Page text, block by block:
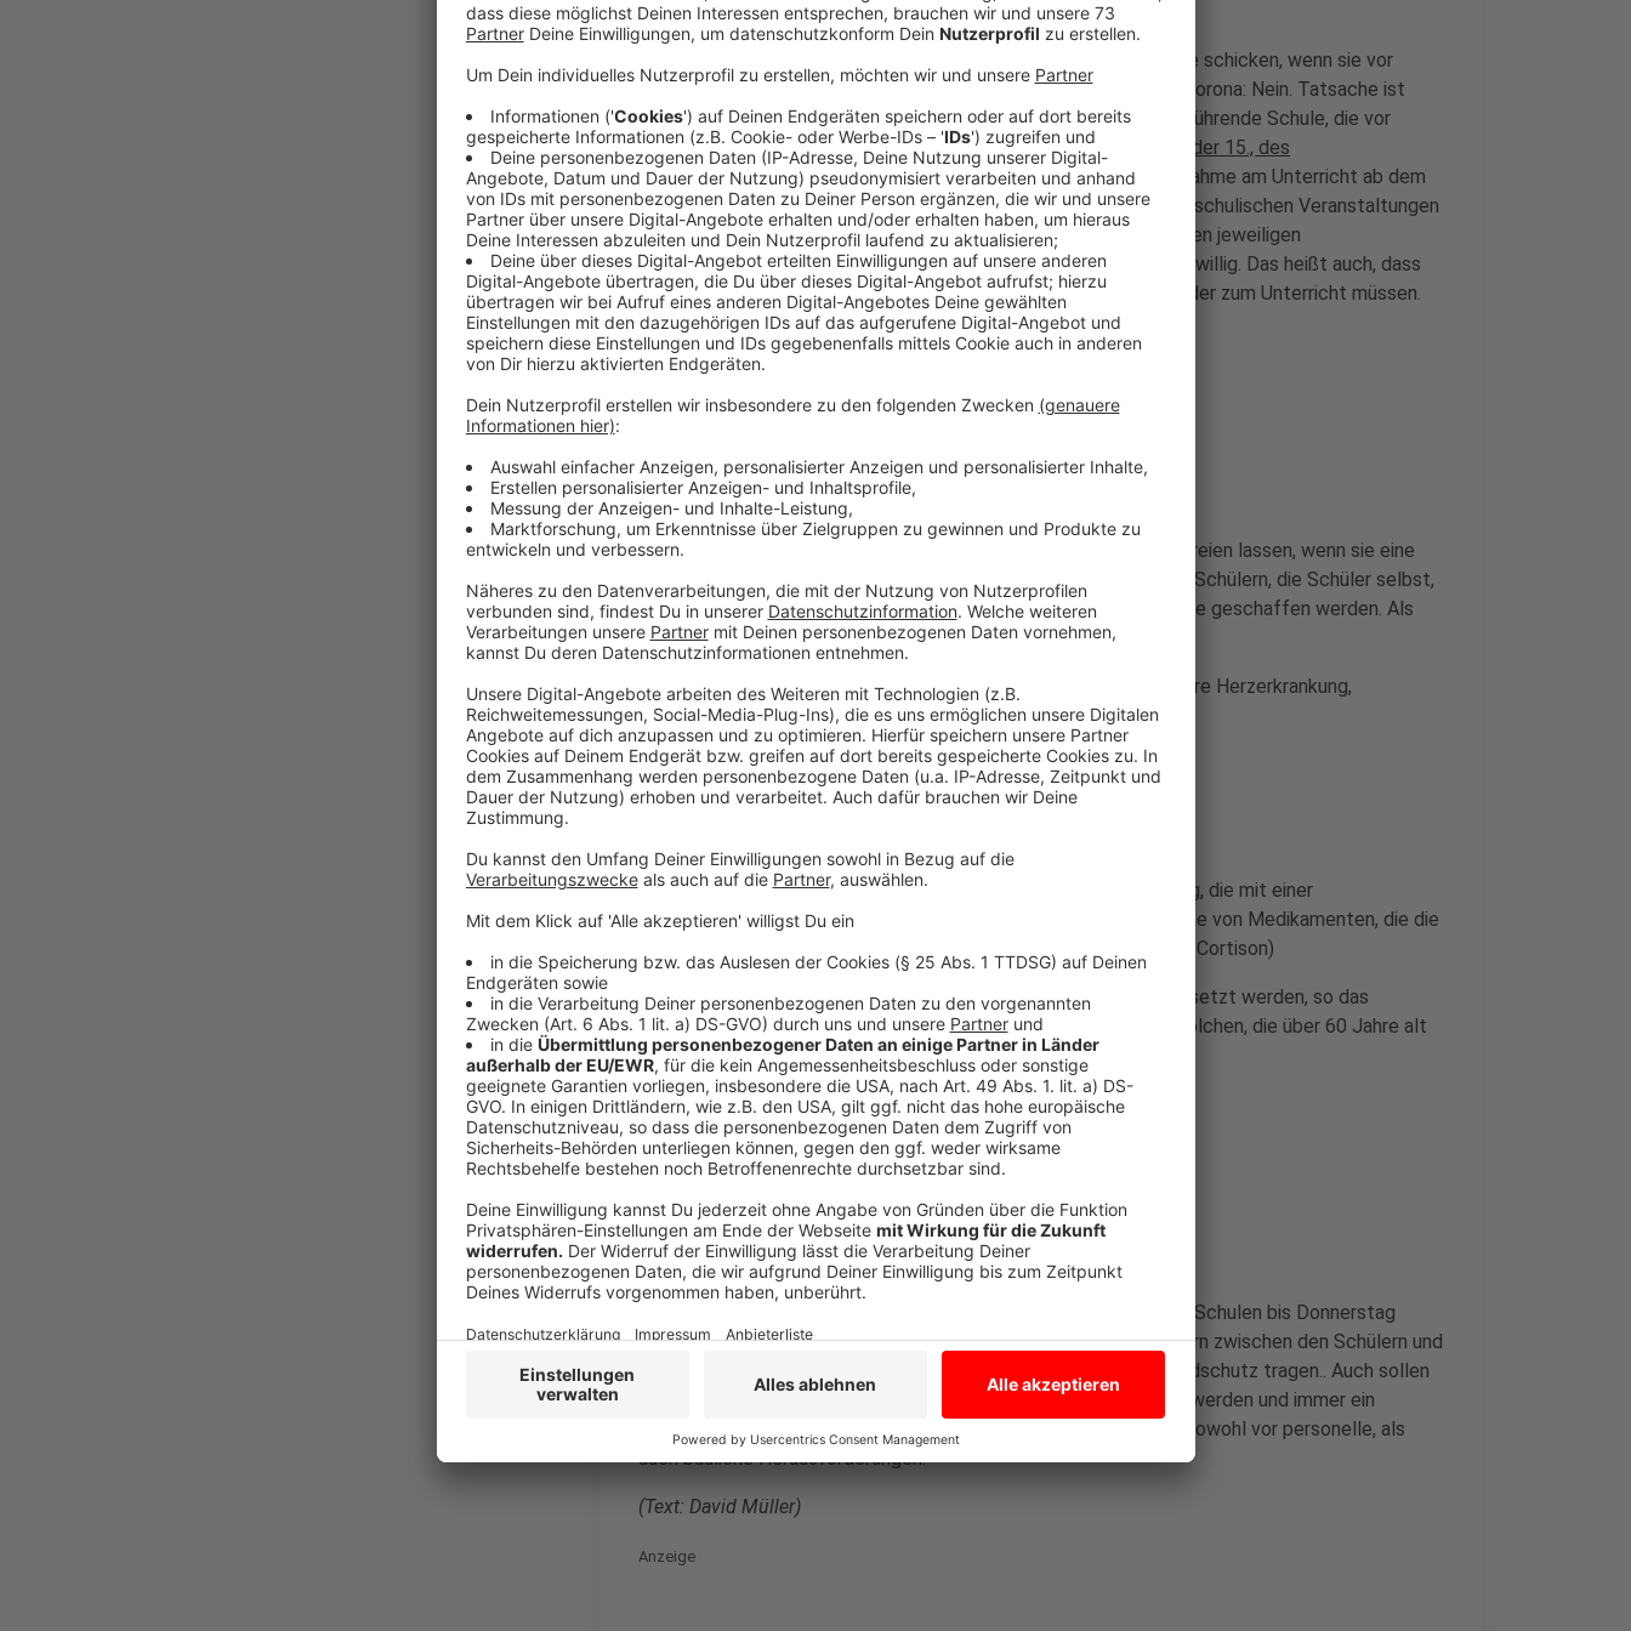
Muss ich ab Donnerstag (23.04.) meine Kinder wieder in die Schule schicken, wenn sie vor
einem Abschluss stehen? Eigentlich dachten viele in Zeiten von Corona: Nein. Tatsache ist
aber, ab Donnerstag besteht für alle Schüler, egal welche weiterführende Schule, die vor
einem Abschluss stehen, die Schulpflicht.Da geht aus einer Mail, der 15., des
Schulministeriumsan die Schulen hervor. Darin heißt es: "Die Teilnahme am Unterricht ab dem
23.04.2020 und den anderen damit im Zusammenhang stehenden schulischen Veranstaltungen
istverpflichtend". Lediglich die Teilnahme an Lernangeboten in den jeweiligen
Prüfungsfächern zur Vorbereitung auf die Abiturprüfungen sei freiwillig. Das heißt auch, dass
Schüler an Sekundarschulen, die vor einem Abschluss stehen wieder zum Unterricht müssen.
Anzeige
Anzeige
Schüler können sich ab Donnerstag aber auch vom Unterricht befreien lassen, wenn sie eine
Vorerkrankung haben. Das müssen die Eltern, bzw. bei volljährigen Schülern, die Schüler selbst,
schriftlich bei der Schule angeben. Für sie sollen digitale Angebote geschaffen werden. Als
Vorerkrankt gelten besonders alle mit folgenden Krankheiten:
Therapiebedürftige Herz-Kreislauf-Erkrankungen (z.B. coronare Herzerkrankung,
Bluthochdruck)
Erkrankungen der Lunge (z.B. COPD, Asthma bronchiale)
Chronische Lebererkrankungen
Nierenerkrankungen
Diabetis mellitus
Geschwächtes Immunsystem (z.B. auf Grund einer Erkrankung, die mit einer
Immunschwäche einhergeht oder durch regelmäßige Einnahme von Medikamenten, die die
Immunabwehr beeinflussen und herabsetzen können, wie z.B. Cortison)
Auch Lehrer mit Vorerkrankungen sollen nicht im Unterricht eingesetzt werden, so das
Schulministerium. Gleiches gilt für schwangere Lehrerinnen und solchen, die über 60 Jahre alt
sind.
Anzeige
Anzeige
In der Mail werden viele Hygienemaßnahmen beschrieben, die die Schulen bis Donnerstag
umsetzen müssen. Etwa ein Abstand bei Prüfungen von 1,5 Metern zwischen den Schülern und
eingehalten werden. Ist das nicht möglich sollen die Schüler Mundschutz tragen.. Auch sollen
in allen Toiletten und Eingängen Desinfektionsmittel aufgestellt werden und immer ein
Abstand vom 1,5 Metern möglich sein. Das stellt einige Schulen sowohl vor personelle, als
auch bauliche Herausforderungen.
(Text: David Müller)
Anzeige